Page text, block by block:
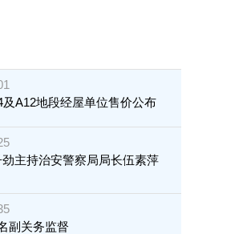
A12地段经屋单位售价公布
主持治安警察局局长伍素萍
副关务监督